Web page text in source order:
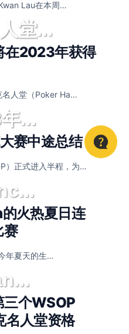
Lau在本周…
堂...
在2023年获得
名人堂（Poker Ha…
...
赛中途总结
）正式进入半程，为…
火热夏日连
赛
年夏天的生…
个WSOP
名人堂资格